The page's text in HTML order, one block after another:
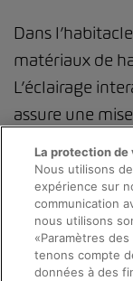
Dans
matériaux de
L’éclairage
assure une
la situation.
avec haut-
des zones
téléphoner en
La protection de
Nous utilisons
expérience sur
communication
nous utilisons
«Paramètres
tenons compte
données à des